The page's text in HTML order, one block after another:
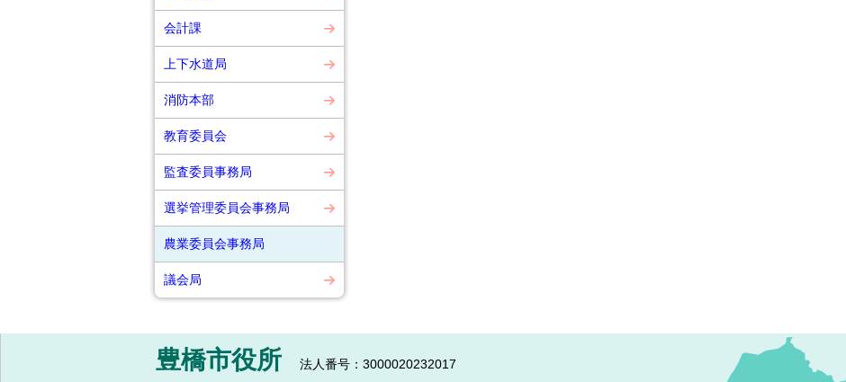
会計課
上下水道局
消防本部
教育委員会
監査委員事務局
選挙管理委員会事務局
農業委員会事務局
議会局
豊橋市役所 法人番号：3000020232017